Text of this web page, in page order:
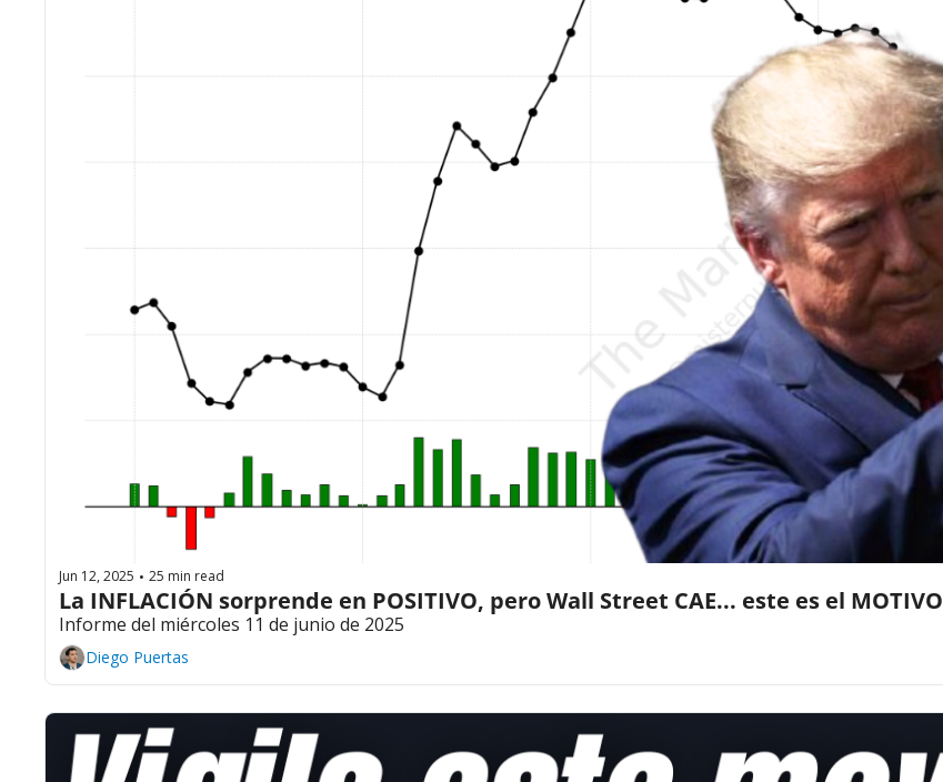
Jun 12, 2025 • 25 min read
La INFLACIÓN sorprende en POSITIVO, pero Wall Street CAE... este es el MOTIVO
Informe del miércoles 11 de junio de 2025
Diego Puertas